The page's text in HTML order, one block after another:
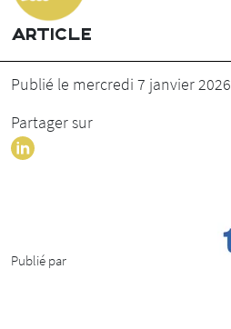
ARTICLE
Publié le mercredi 7 janvier 2026
Partager sur
Publié par